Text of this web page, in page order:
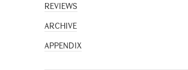
REVIEWS
ARCHIVE
APPENDIX